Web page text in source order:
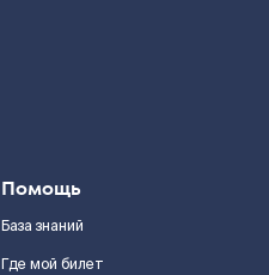
Помощь
База знаний
Где мой билет